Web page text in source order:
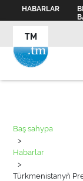
HABARLAR
TM
Baş sahypa
>
Habarlar
>
Türkmenistanyň